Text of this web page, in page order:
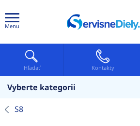
Menu
Hľadať Kontakty
Vyberte kategorii
S8